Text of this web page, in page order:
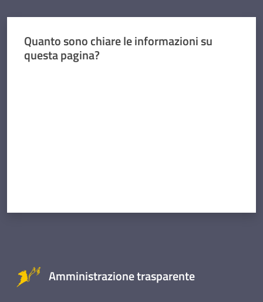
Quanto sono chiare le informazioni su
questa pagina?
Amministrazione trasparente